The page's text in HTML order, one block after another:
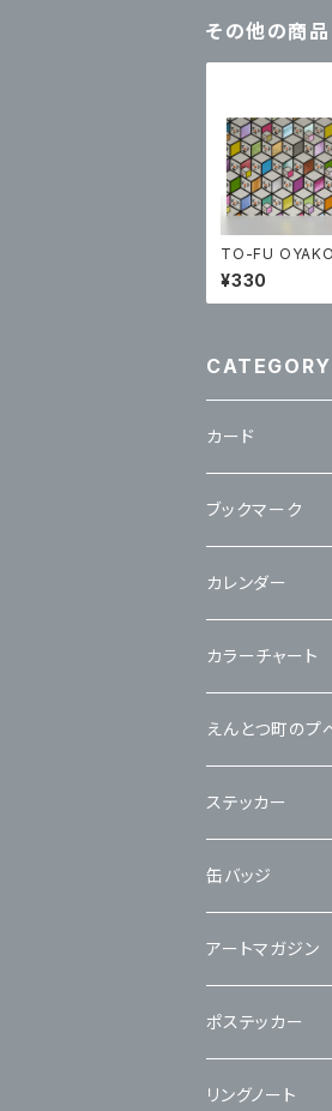
その他の商品
TO-FU
0
¥330
CATEGORY
カード
立体カード
ブックマーク
カレンダー
カラーチャート
えんとつ町のプ
ステッカー
缶バッジ
アートマガジン
ポステッカー
リングノート